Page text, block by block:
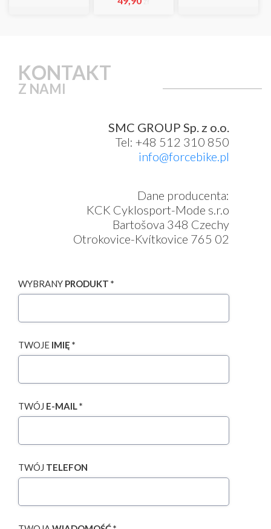
KONTAKT
Z NAMI
SMC GROUP Sp. z o.o.
Tel: +48 512 310 850
info@forcebike.pl
Dane producenta:
KCK Cyklosport-Mode s.r.o
Bartošova 348 Czechy
Otrokovice-Kvítkovice 765 02
WYBRANY PRODUKT *
TWOJE IMIĘ *
TWÓJ E-MAIL *
TWÓJ TELEFON